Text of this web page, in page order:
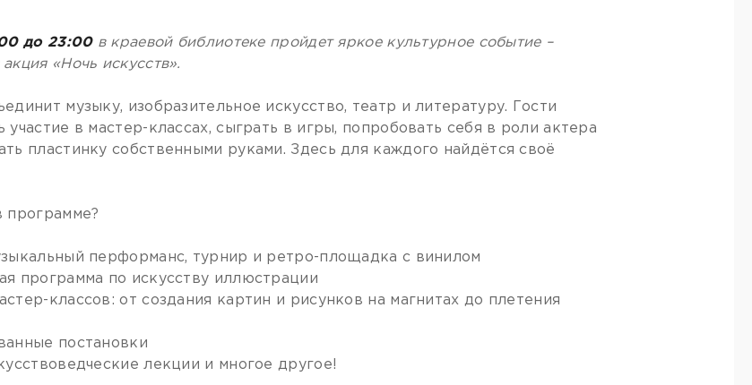
до 23:00 в краевой библиотеке пройдет яркое культурное событие –
«Ночь искусств».
музыку, изобразительное искусство, театр и литературу. Гости
участие в мастер-классах, сыграть в игры, попробовать себя в роли актера
пластинку собственными руками. Здесь для каждого найдётся своё
программе?
перформанс, турнир и ретро-площадка с винилом
программа по искусству иллюстрации
классов: от создания картин и рисунков на магнитах до плетения
постановки
лекции и многое другое!